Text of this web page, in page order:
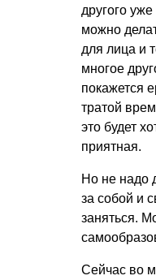
другого
можно
для лица и
многое
покажется
тратой
это будет
приятная.
Но не надо
за собой и
заняться.
Сейчас во